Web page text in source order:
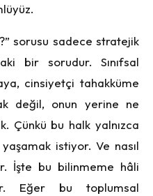
sorusu sadece stratejik
bir sorudur. Sınıfsal
cinsiyetçi tahakküme
değil, onun yerine ne
Çünkü bu halk yalnızca
istiyor. Ve nasıl
İşte bu bilinmeme hâli
Eğer bu toplumsal